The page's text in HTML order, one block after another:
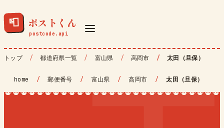
📮 ポストくん
トップ 都道府県一覧 富山県 高岡市 太田（旦保）
home / 郵便番号 / 富山県 / 高岡市 / 太田（旦保）